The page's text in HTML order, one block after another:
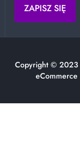
Copyright © 2023
eCommerce